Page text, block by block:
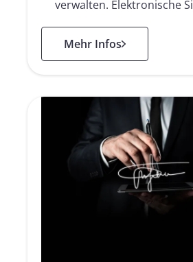
verwalten. Elektronische
Mehr Infos: Elektronischen Signaturlösungen